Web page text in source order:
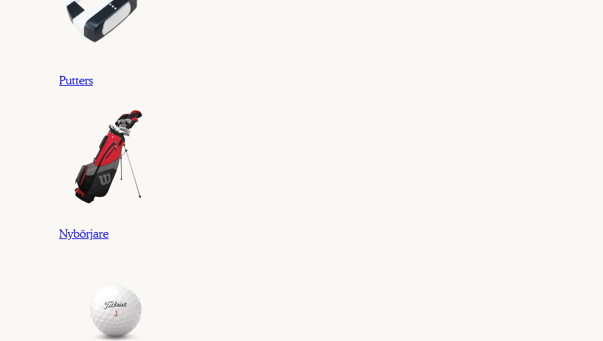
Putters
Nybörjare